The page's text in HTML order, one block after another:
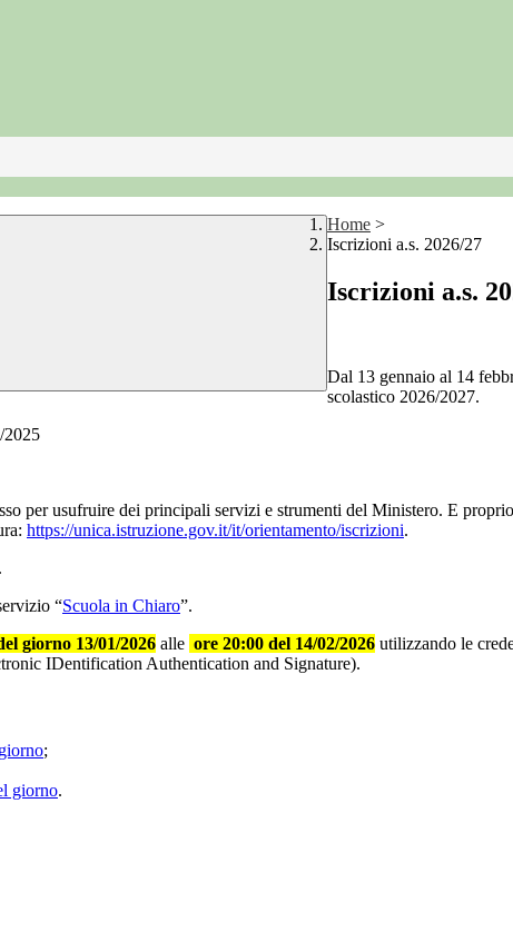
Home >
Iscrizioni a.s. 2026/27
Iscrizioni a.s.
Dal 13 gennaio al 14
scolastico 2026/2027.
2025
per usufruire dei principali servizi e strumenti del Ministero. E
https://unica.istruzione.gov.it/it/orientamento/iscrizioni.
.
“Scuola in Chiaro”.
giorno 13/01/2026 alle ore 20:00 del 14/02/2026 utilizzando le
IDentification Authentication and Signature).
;
giorno.